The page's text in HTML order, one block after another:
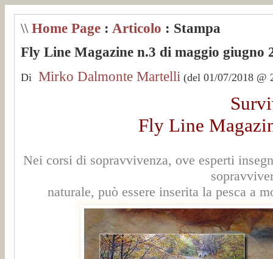
\\ Home Page : Articolo : Stampa
Fly Line Magazine n.3 di maggio
Di Mirko Dalmonte Martelli (del 01/07/2018 @
Fly Line
Nei corsi di sopravvivenza, ove esperti
naturale, può essere inserita la pesca a